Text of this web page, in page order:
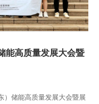
能高质量发展大会暨
）储能高质量发展大会暨展